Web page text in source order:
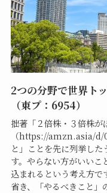
2つの分野で世界ト
（東プ：6954）
拙著「２倍株・３倍株が
（https://amzn.asia/d/
と」ことを先に列挙し
す。やらない方がいいこ
込まれるという考え方で
省き、「やるべきこと」